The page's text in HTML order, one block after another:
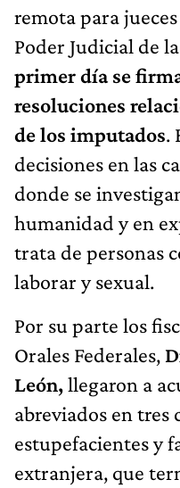
remota para
Poder Judicial de
primer día se
resoluciones
de los imputados.
decisiones en las
donde se
humanidad y en
trata de personas
laborar y sexual.
Por su parte los
Orales Federales,
León,llegaron a
abreviados en tres
estupefacientes y
extranjera, que